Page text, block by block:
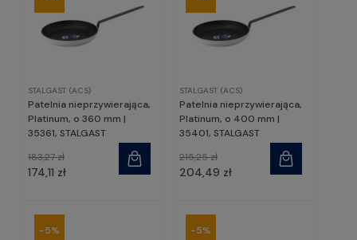
STALGAST (ACS)
Patelnia nieprzywierająca,
Platinum, o 360 mm |
35361, STALGAST
174,11 zł
183,27 zł
STALGAST (ACS)
Patelnia nieprzywierająca,
Platinum, o 400 mm |
35401, STALGAST
204,49 zł
215,25 zł
-5% -5%